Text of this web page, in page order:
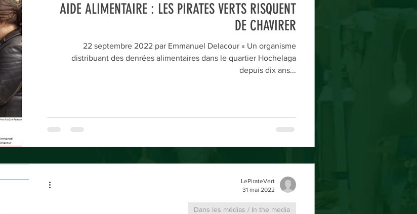
AIDE ALIMENTAIRE : LES PIRATES VERTS RISQUENT
DE CHAVIRER
22 septembre 2022 par Emmanuel Delacour « Un organisme
distribuant des denrées alimentaires dans le quartier Hochelaga
depuis dix ans...
Dans les médias / In the media
LePirateVert
31 mai 2022